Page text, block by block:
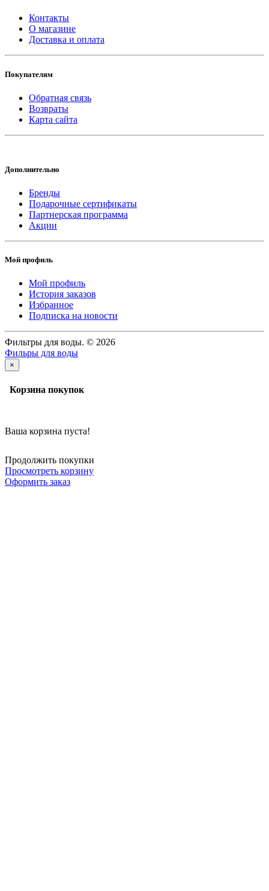
Контакты
О магазине
Доставка и оплата
Покупателям
Обратная связь
Возвраты
Карта сайта
Дополнительно
Бренды
Подарочные сертификаты
Партнерская программа
Акции
Мой профиль
Мой профиль
История заказов
Избранное
Подписка на новости
Фильтры для воды. © 2026
Фильры для воды
×
Корзина покупок
Ваша корзина пуста!
Продолжить покупки
Просмотреть корзину
Оформить заказ